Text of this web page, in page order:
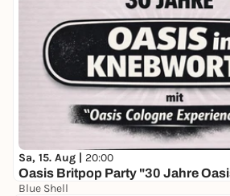
Sa, 15. Aug | 20:00
Oasis Britpop Party "30 Jahre
Blue Shell